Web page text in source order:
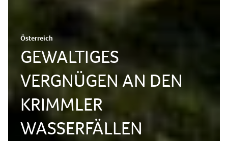
Österreich
GEWALTIGES
VERGNÜGEN AN DEN
KRIMMLER
WASSERFÄLLEN